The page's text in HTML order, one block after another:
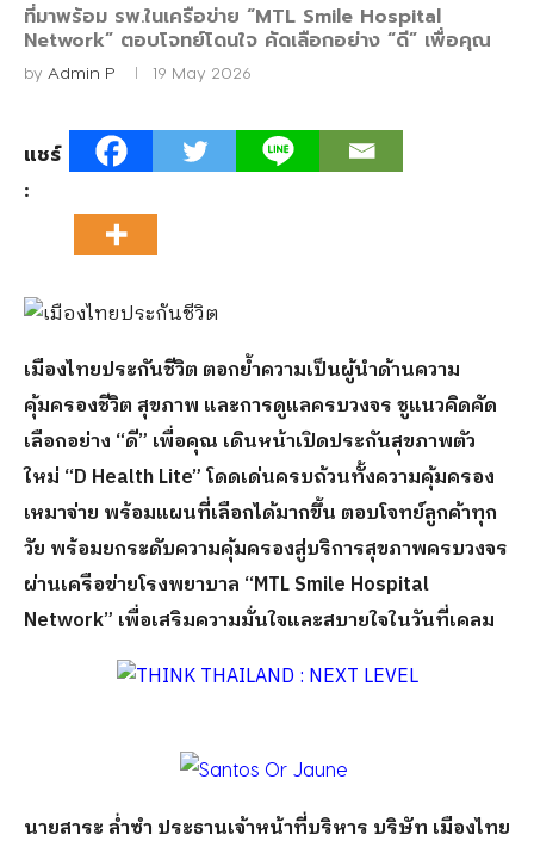
ที่มาพร้อม รพ.ในเครือข่าย “MTL Smile Hospital
Network” ตอบโจทย์โดนใจ คัดเลือกอย่าง “ดี” เพื่อคุณ
by Admin P 19 May 2026
แชร์
:
เมืองไทยประกันชีวิต ตอกย้ำความเป็นผู้นำด้านความ
คุ้มครองชีวิต สุขภาพ และการดูแลครบวงจร ชูแนวคิดคัด
เลือกอย่าง “ดี” เพื่อคุณ เดินหน้าเปิดประกันสุขภาพตัว
ใหม่ “D Health Lite” โดดเด่นครบถ้วนทั้งความคุ้มครอง
เหมาจ่าย พร้อมแผนที่เลือกได้มากขึ้น ตอบโจทย์ลูกค้าทุก
วัย พร้อมยกระดับความคุ้มครองสู่บริการสุขภาพครบวงจร
ผ่านเครือข่ายโรงพยาบาล “MTL Smile Hospital
Network” เพื่อเสริมความมั่นใจและสบายใจในวันที่เคลม
นายสาระ ล่ำซำ ประธานเจ้าหน้าที่บริหาร บริษัท เมืองไทย